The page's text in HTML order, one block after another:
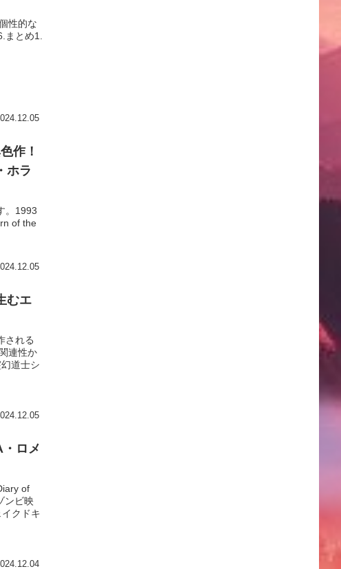
性的な
まとめ1.
作！
ホラ
。1993
of the
むエ
される
連性か
道士シ
ロメ
of
ンビ映
クドキ